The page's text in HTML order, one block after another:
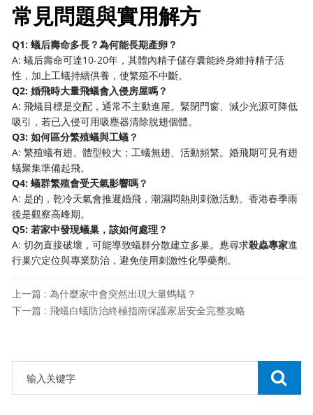
常見問題與實用解方
Q1: 蟻后壽命多長？為何能長期產卵？
A: 蟻后壽命可達10-20年，其體內精子儲存囊能終身維持精子活
性，加上工蟻持續供養，使繁殖不中斷。
Q2: 婚飛時大量飛蟻會入侵房屋嗎？
A: 飛蟻目標是交配，通常不主動進屋。緊閉門窗、減少光源可降低
吸引，若已入侵可用吸塵器清除脫翅個體。
Q3: 如何區分繁殖蟻與工蟻？
A: 繁殖蟻有翅、體型較大；工蟻無翅、活動頻繁。婚飛期可見有翅
蟻聚集準備起飛。
Q4: 蟻群繁殖會受天氣影響嗎？
A: 是的，乾冷天氣會推遲婚飛，潮濕悶熱則刺激活動。香港春季雨
後是觀察高峰期。
Q5: 若家中發現蟻巢，該如何處理？
A: 切勿直接破壞，可能導致蟻群分散建立多巢。應尋求殺蟲專家進
行巢穴定位與專業防治，避免使用刺激性化學藥劑。
上一篇 : 為什麼家中會突然出現大量螞蟻？
下一篇 : 飛蟻白蟻防治終極指南保護家居安全完整攻略